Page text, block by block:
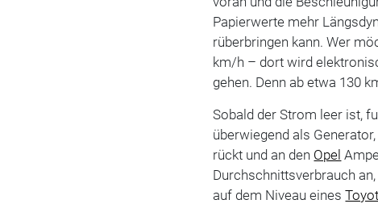
Papierwerte mehr
rüberbringen kann. Wer
km/h – dort wird
gehen. Denn ab etwa 130
Sobald der Strom leer ist,
überwiegend als
rückt und an den Opel
Durchschnittsverbrauch
auf dem Niveau eines